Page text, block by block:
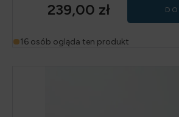
239,00 zł
16 osób ogląda ten produkt